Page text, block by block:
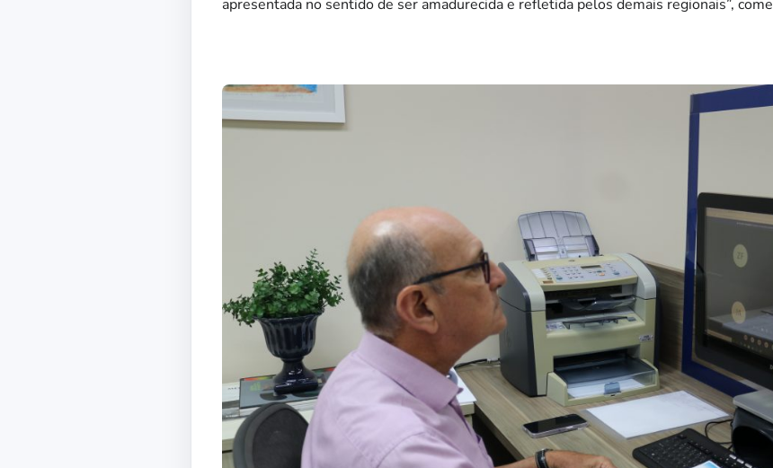
apresentada no sentido de ser amadurecida e refletida pelos demais regionais”,